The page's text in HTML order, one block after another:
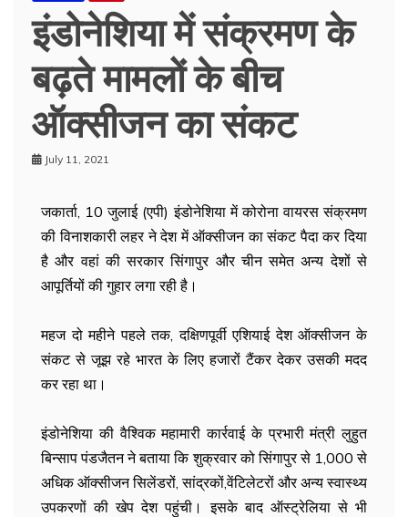
इंडोनेशिया में संक्रमण के
बढ़ते मामलों के बीच
ऑक्सीजन का संकट
July 11, 2021
जकार्ता, 10 जुलाई (एपी) इंडोनेशिया में कोरोना वायरस संक्रमण
की विनाशकारी लहर ने देश में ऑक्सीजन का संकट पैदा कर दिया
है और वहां की सरकार सिंगापुर और चीन समेत अन्य देशों से
आपूर्तियों की गुहार लगा रही है।
महज दो महीने पहले तक, दक्षिणपूर्वी एशियाई देश ऑक्सीजन के
संकट से जूझ रहे भारत के लिए हजारों टैंकर देकर उसकी मदद
कर रहा था।
इंडोनेशिया की वैश्विक महामारी कार्रवाई के प्रभारी मंत्री लुहुत
बिन्साप पंडजैतन ने बताया कि शुक्रवार को सिंगापुर से 1,000 से
अधिक ऑक्सीजन सिलेंडरों, सांद्रकों,वेंटिलेटरों और अन्य स्वास्थ्य
उपकरणों की खेप देश पहुंची। इसके बाद ऑस्ट्रेलिया से भी